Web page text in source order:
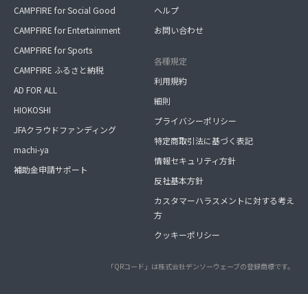
CAMPFIRE for Social Good
CAMPFIRE for Entertainment
CAMPFIRE for Sports
CAMPFIRE ふるさと納税
AD FOR ALL
HIOKOSHI
JFAクラウドファンディング
machi-ya
補助金申請サポート
ヘルプ
お問い合わせ
各種規定
利用規約
細則
プライバシーポリシー
特定商取引法に基づく表記
情報セキュリティ方針
反社基本方針
カスタマーハラスメントに対する考え
方
クッキーポリシー
「QRコード」は株式会社デンソーウェーブの登録商標です。